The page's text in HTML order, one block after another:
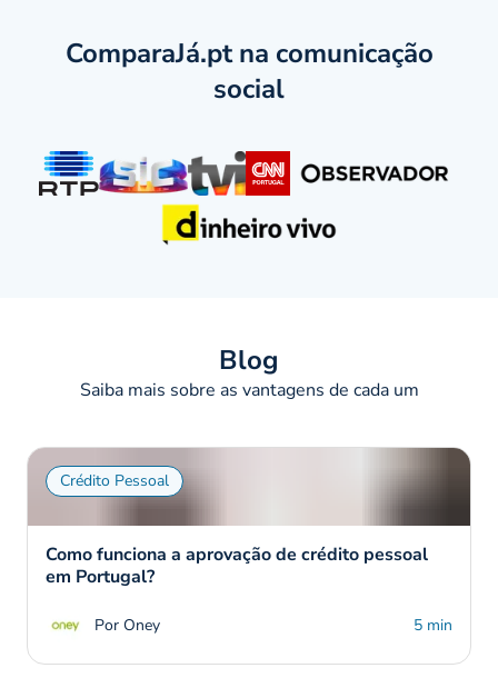
ComparaJá.pt na comunicação
social
Blog
Saiba mais sobre as vantagens de cada um
Crédito Pessoal
Como funciona a aprovação de crédito pessoal
em Portugal?
Por Oney 5 min